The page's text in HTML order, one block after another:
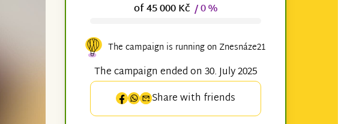
of 45 000 Kč / 0 %
The campaign is running on Znesnáze21
The campaign ended on 30. July 2025
Share with friends